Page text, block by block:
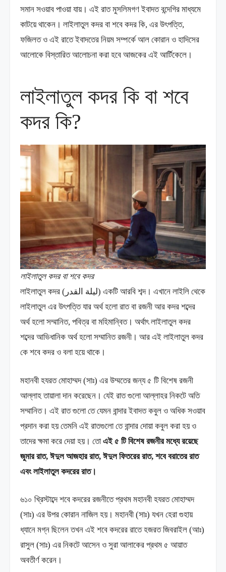
সমান সওয়াব পাওয়া যায়। এই রাত মুসলিমগণ ইবাদত বন্দেগির মাধ্যমে
কাটয়ে থাকেন। লাইলাতুল কদর বা শবে কদর কি, এর উৎপত্তি,
ফজিলত ও এই রাতে ইবাদতের নিয়ম সম্পর্কে আল কোরান ও হাদিসের
আলোকে বিস্তারিত আলোচনা করা হবে আজকের এই আর্টিকেলে।
লাইলাতুল কদর কি বা শবে
কদর কি?
লাইলাতুল কদর বা শবে কদর
লাইলাতুল কদর (لیلة القدر)‎‎ একটি আরবি শব্দ। এখানে লাইলি থেকে
লাইলাতুল এর উৎপত্তি যার অর্থ হলো রাত বা রজনী আর কদর শব্দের
অর্থ হলো সম্মানিত, পবিত্র বা মহিমান্বিত। অর্থাৎ লাইলাতুল কদর
শব্দের আভিধানিক অর্থ হলো সম্মানিত রজনী। আর এই লাইলাতুল কদর
কে শবে কদর ও বলা হয়ে থাকে।
মহানবী হযরত মোহাম্মদ (সাঃ) এর উম্মতের জন্য ৫ টি বিশেষ রজনী
আল্লাহ তায়ালা দান করেছেন। যেই রাত গুলো আল্লাহর নিকটে অতি
সম্মানিত। এই রাত গুলো তে যেমন বান্দার ইবাদত কবুল ও অধিক সওয়াব
প্রদান করা হয় তেমনি এই রাতগুলো তে বান্দার দোয়া কবুল করা হয় ও
তাদের ক্ষমা করে দেয়া হয়। তোএই ৫ টি বিশেষ রজনীর মধ্যে রয়েছে
জুমার রাত, ঈদুল আজহার রাত, ঈদুল ফিতরের রাত, শবে বরাতের রাত
এবং লাইলাতুল কদরের রাত।
৬১০ খ্রিস্টাব্দে শবে কদরের রজনীতে প্রথম মহানবী হযরত মোহাম্মদ
(সাঃ) এর উপর কোরান নাজিল হয়। মহানবী (সাঃ) যখন হেরা গুহায়
ধ্যানে মগ্ন ছিলেন তখন এই শবে কদরের রাতে হজরত জিবরাইল (আঃ)
রাসুল (সাঃ) এর নিকটে আসেন ও সুরা আলাকের প্রথম ৫ আয়াত
অবতীর্ণ করেন।